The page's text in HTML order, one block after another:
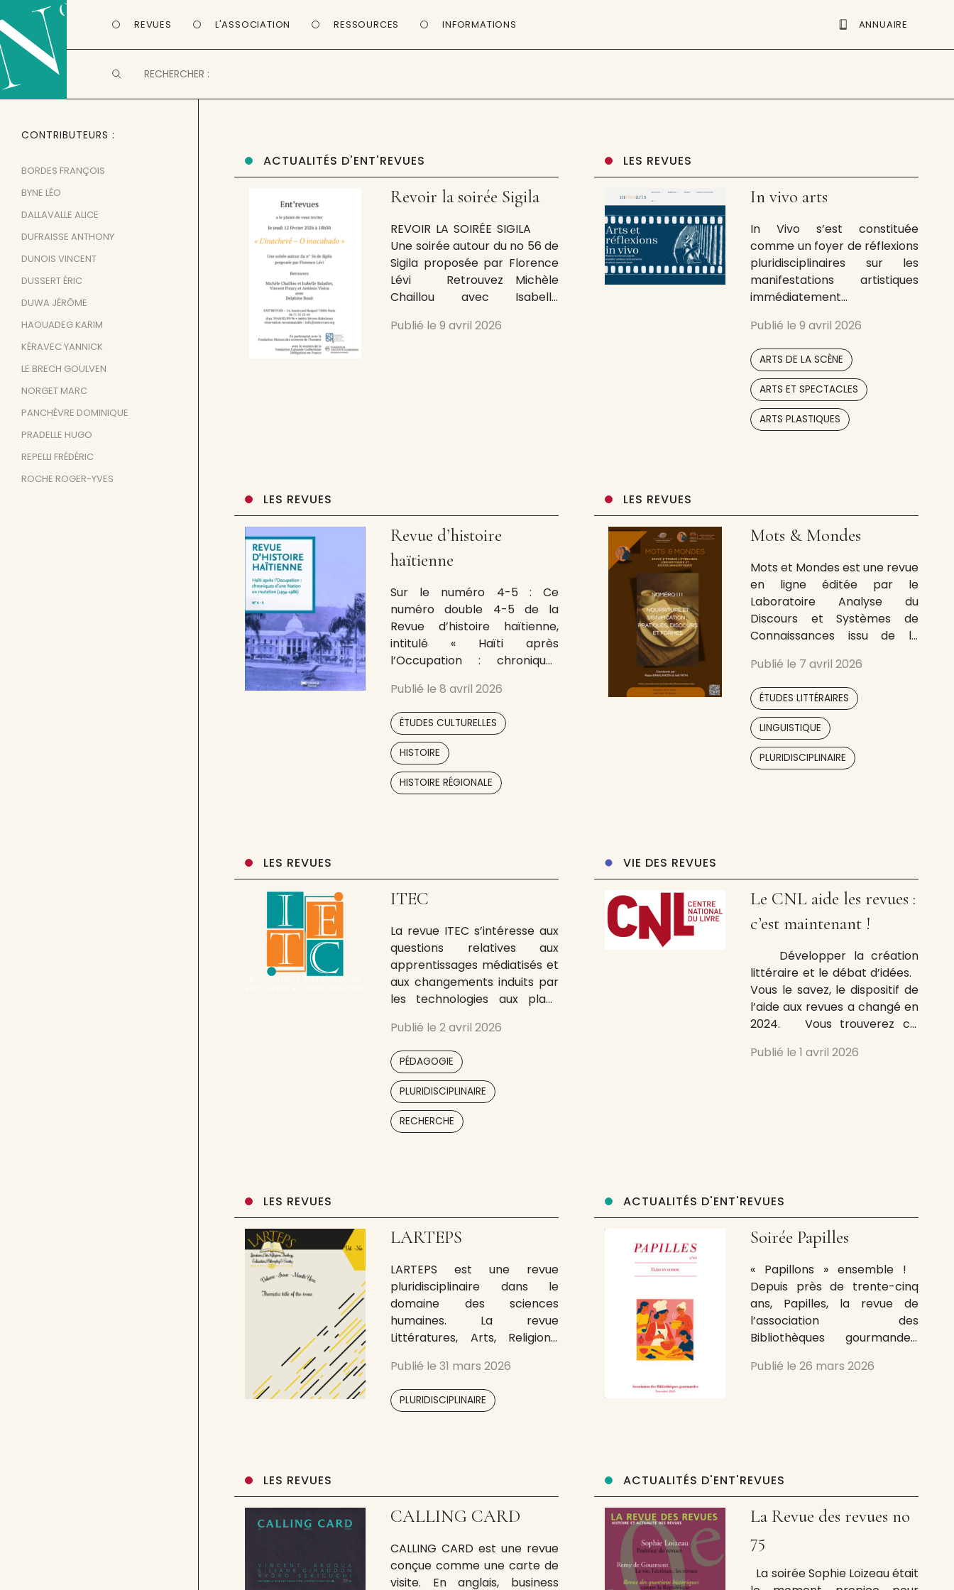
REVUES L'ASSOCIATION RESSOURCES INFORMATIONS ANNUAIRE
ACTUALITÉS D'ENT'REVUES
Revoir la soirée Sigila
REVOIR LA SOIRÉE SIGILA
Une soirée autour du no 56 de
Sigila proposée par Florence
Lévi Retrouvez Michèle
Chaillou avec Isabelle
António Vieira avec Delphine
Publié le 9 avril 2026
LES REVUES
In vivo arts
In Vivo s’est constituée
comme un foyer de réflexions
pluridisciplinaires sur les
manifestations artistiques
immédiatement
préoccupation accrue pour
les arts du spectacle vivant
(théâtre, cinéma, danse,
cirque, performance, musique
et opéra). Compte tenu de
l’hybridation des formes
émanant de l’immédiateté
Publié le 9 avril 2026
ARTS DE LA SCÈNE
ARTS ET SPECTACLES
ARTS PLASTIQUES
LES REVUES
Revue d’histoire
haïtienne
Sur le numéro 4-5 : Ce
numéro double 4-5 de la
Revue d’histoire haïtienne,
intitulé « Haïti après
l’Occupation : chroniques
(1934–1986) », explore une
période charnière de l’histoire
haïtienne, marquée à la fois
par la sortie de l’Occupation
américaine, l’ébullition
politique des années 1940,
ainsi que par la consolidation,
Publié le 8 avril 2026
ÉTUDES CULTURELLES
HISTOIRE
HISTOIRE RÉGIONALE
LES REVUES
Mots & Mondes
Mots et Mondes est une revue
en ligne éditée par le
Laboratoire Analyse du
Discours et Systèmes de
Connaissances issu de la
Safi, Université Cadi Ayyad,
Maroc. C’est une revue
numérique, en accès libre à
raison de deux numéros par
an et se présente comme un
espace de réflexion sur
toutes les manifestations
Publié le 7 avril 2026
ÉTUDES LITTÉRAIRES
LINGUISTIQUE
PLURIDISCIPLINAIRE
LES REVUES
ITEC
La revue ITEC s’intéresse aux
questions relatives aux
apprentissages médiatisés et
aux changements induits par
les technologies aux plans
productions publiées dans la
revue ITEC respectent les
exigences scientifiques et
morales régissant la
recherche scientifique à
l’échelle internationale. La
priorité en termes de
Publié le 2 avril 2026
PÉDAGOGIE
PLURIDISCIPLINAIRE
RECHERCHE
VIE DES REVUES
Le CNL aide les revues :
c’est maintenant !
Développer la création
littéraire et le débat d’idées.
Vous le savez, le dispositif de
l’aide aux revues a changé en
2024. Vous trouverez ci-
règlement. Notez que les
Publié le 1 avril 2026
LES REVUES
LARTEPS
LARTEPS est une revue
pluridisciplinaire dans le
domaine des sciences
humaines. La revue
Littératures, Arts, Religions,
Philosophie et Société porte
un intérêt particulier aux
études originales qui optent
davantage les perspectives
de recherche et aboutissant
également à de
Publié le 31 mars 2026
PLURIDISCIPLINAIRE
ACTUALITÉS D'ENT'REVUES
Soirée Papilles
« Papillons » ensemble !
Depuis près de trente-cinq
ans, Papilles, la revue de
l’association des
Bibliothèques gourmandes,
la valorisation et la diffusion
Calinon, Présidente d’honneur
Bibliothèques gourmandes
s’entretient avec
Publié le 26 mars 2026
LES REVUES
CALLING CARD
CALLING CARD est une revue
conçue comme une carte de
visite. En anglais, business
ACTUALITÉS D'ENT'REVUES
La Revue des revues no
75
La soirée Sophie Loizeau était
CONTRIBUTEURS
BORDES FRANÇOIS
BYNE LÉO
DALLAVALLE ALICE
DUFRAISSE ANTHONY
DUNOIS VINCENT
DUSSERT ÉRIC
DUWA JÉRÔME
HAOUADEG KARIM
KÉRAVEC YANNICK
LE BRECH GOULVEN
NORGET MARC
PANCHÈVRE DOMINIQUE
PRADELLE HUGO
REPELLI FRÉDÉRIC
ROCHE ROGER-YVES